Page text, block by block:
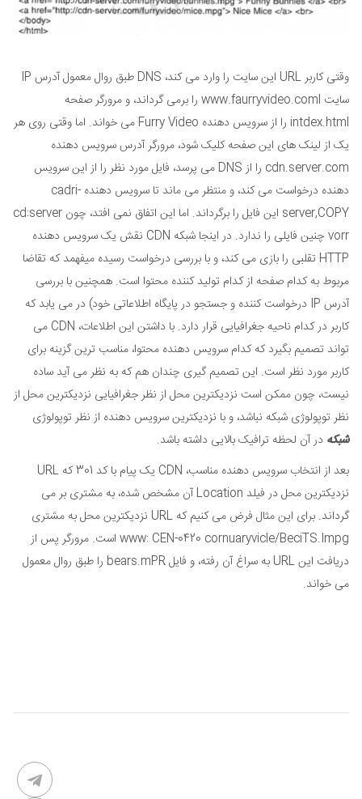
وقتی کاربر URL این سایت را وارد می کند، DNS طبق روال معمول آدرس IP
سایت www.faurryvideo.coml را برمی گرداند، و مرورگر صفحه
intdex.html را از سرویس دهنده Furry Video می خواند. اما وقتی روی هر
یک از لینک های این صفحه کلیک شود، مرورگر آدرس سرویس دهنده
cdn.server.com را از DNS می پرسد، فایل مورد نظر را از این سرویس
دهنده درخواست می کند، و منتظر می ماند تا سرویس دهنده cadri-
server,COPY این فایل را برگرداند. اما این اتفاق نمی افتد، چون cd:server
vorr چنین فایلی را ندارد. در اینجا شبکه CDN نقش یک سرویس دهنده
HTTP تقلبی را بازی می کند، و با بررسی درخواست رسیده میفهمد که تقاضا
مربوط به کدام صفحه از کدام تولید کننده محتوا است. همچنین با بررسی
آدرس IP درخواست کننده و جستجو در پایگاه اطلاعاتی خود) در می یابد که
کاربر در کدام ناحیه جغرافیایی قرار دارد. با داشتن این اطلاعات، CDN می
تواند تصمیم بگیرد که کدام سرویس دهنده محتوا، مناسب ترین گزینه برای
کاربر مورد نظر است. این تصمیم گیری چندان هم که به نظر می آید ساده
نیست، چون ممکن است نزدیکترین محل از نظر جغرافیایی نزدیکترین محل از
نظر توپولوژی شبکه نباشد، و با نزدیکترین سرویس دهنده از نظر توپولوژی
شبکه در آن لحظه ترافیک بالایی داشته باشد.
بعد از انتخاب سرویس دهنده مناسب، CDN یک پیام با کد 301 که URL
نزدیکترین محل در فیلد Location آن مشخص شده، به مشتری بر می
گرداند. برای این مثال فرض می کنیم که URL نزدیکترین محل به مشتری
www: CEN-0420 cornuaryvicle/BeciTS.Impg است. مرورگر پس از
دریافت این URL به سراغ آن رفته، و فایل bears.mPR را طبق روال معمول
می خواند.